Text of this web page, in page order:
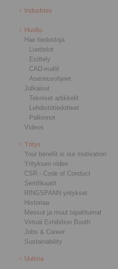
Industries
Huolto
Hae tiedostoja
Luettelot
Esittely
CAD-mallit
Asennusohjeet
Julkaisut
Tekniset artikkelit
Lehdistötiedotteet
Palkinnot
Videos
Yritys
Your benefit is our motivation
Yrityksen video
CSR - Code of Conduct
Sertifikaatit
RINGSPANN yritykset
Historiaa
Messut ja muut tapahtumat
Virtual Exhibition Booth
Jobs & Career
Sustainability
Uutisia